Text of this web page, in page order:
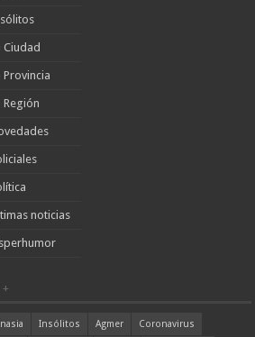
Ciudad
Provincia
Región
noticias
+
Insólitos Agmer
Coronavirus